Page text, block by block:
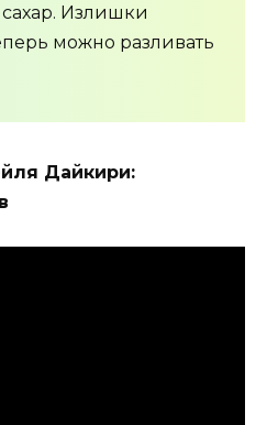
Излишки
можно разливать
Дайкири: